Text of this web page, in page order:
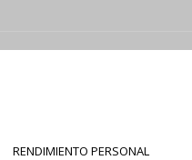
RENDIMIENTO PERSONAL